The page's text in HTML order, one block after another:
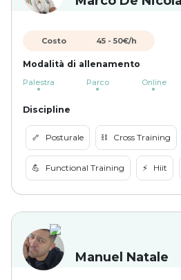
Costo 45- 50€/h
Modalità di allenamento
Palestra Parco Online
Discipline
🦴 Posturale ⛓️ Cross Training
💪 Functional Training ⚡️ Hiit
Manuel Natale